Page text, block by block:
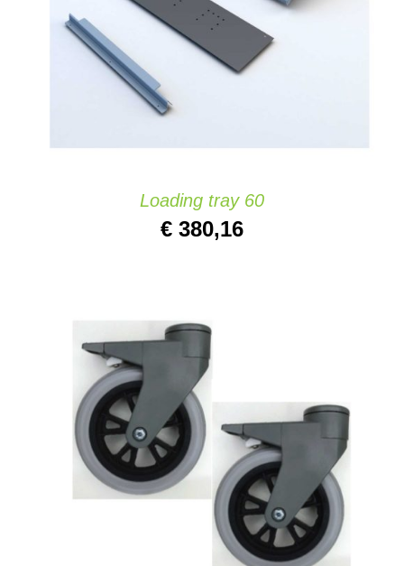
Loading tray 60
€ 380,16
IN DEN WARENKORB
/
DETAILS